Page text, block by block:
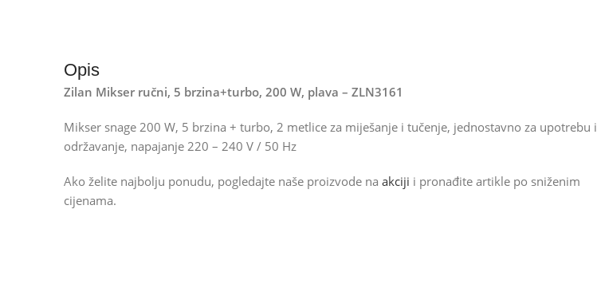
Opis
Zilan Mikser ručni, 5 brzina+turbo, 200 W, plava – ZLN3161
Mikser snage 200 W, 5 brzina + turbo, 2 metlice za miješanje i tučenje, jednostavno za upotrebu i
održavanje, napajanje 220 – 240 V / 50 Hz
Ako želite najbolju ponudu, pogledajte naše proizvode na akciji i pronađite artikle po sniženim
cijenama.